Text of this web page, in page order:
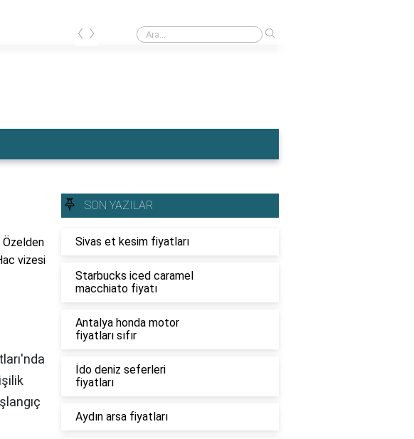
Ahşap traktör fiyatları
‹ ›
vizesi
SON YAZILAR
Sivas et kesim fiyatları
Starbucks iced caramel
macchiato fiyatı
Antalya honda motor
fiyatları sıfır
İdo deniz seferleri
fiyatları
Aydın arsa fiyatları